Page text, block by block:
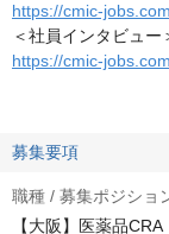
https://cmic-
＜社員インタビュー
https://cmic-
募集要項
職種 / 募集ポジショ
【大阪】医薬品